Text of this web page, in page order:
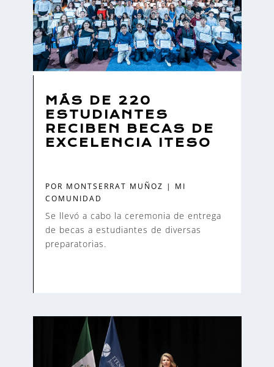
MÁS DE 220
ESTUDIANTES
RECIBEN BECAS DE
EXCELENCIA ITESO
POR MONTSERRAT MUÑOZ | MI
COMUNIDAD
Se llevó a cabo la ceremonia de entrega
de becas a estudiantes de diversas
preparatorias.